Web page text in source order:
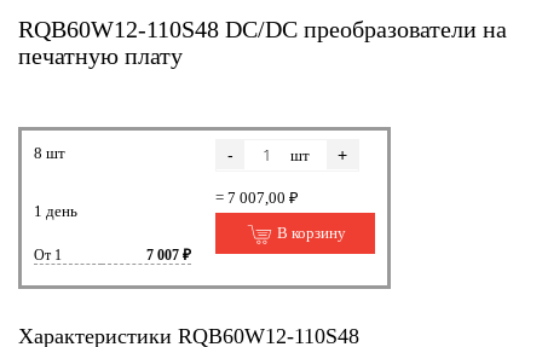
RQB60W12-110S48 DC/DC преобразователи на
печатную плату
8 шт
1 день
От 1 7 007 ₽
- шт +
= 7 007,00 ₽
В корзину
Характеристики RQB60W12-110S48